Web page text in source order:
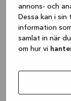
annons- och
Dessa kan i
information
samlat in när
om hur vi